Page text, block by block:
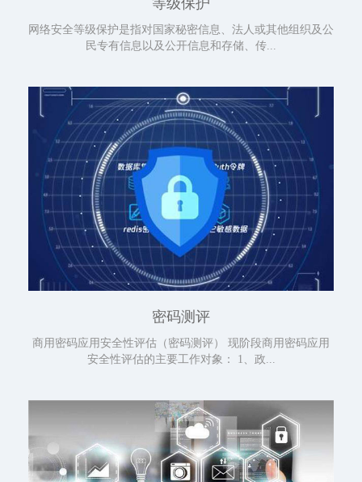
等级保护
网络安全等级保护是指对国家秘密信息、法人或其他组织及公
民专有信息以及公开信息和存储、传...
密码测评
商用密码应用安全性评估（密码测评） 现阶段商用密码应用
安全性评估的主要工作对象： 1、政...